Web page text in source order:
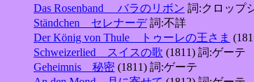
Das Rosenband バラのリボン 詞:クロップ
Ständchen セレナーデ詞:不詳
Der König von Thule トゥーレの王さま
Schweizerlied スイスの歌 (1811) 詞:ゲーテ
Geheimnis 秘密 (1811) 詞:ゲーテ